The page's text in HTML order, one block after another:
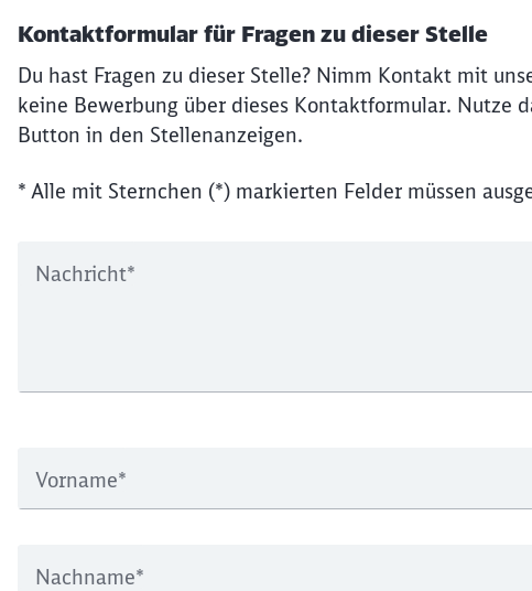
Kontaktformular für Fragen zu dieser Stelle
Du hast Fragen zu dieser Stelle? Nimm Kontakt mit
keine Bewerbung über dieses Kontaktformular. Nutze
Button in den Stellenanzeigen.
* Alle mit Sternchen (*) markierten Felder müssen
Nachricht*
Vorname*
Nachname*